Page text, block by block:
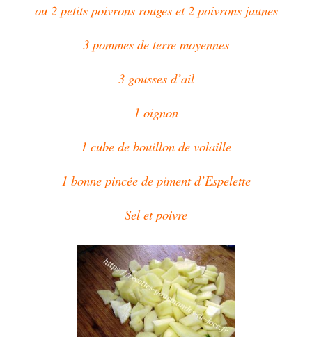
ou 2 petits poivrons rouges et 2 poivrons jaunes
3 pommes de terre moyennes
3 gousses d’ail
1 oignon
1 cube de bouillon de volaille
1 bonne pincée de piment d’Espelette
Sel et poivre